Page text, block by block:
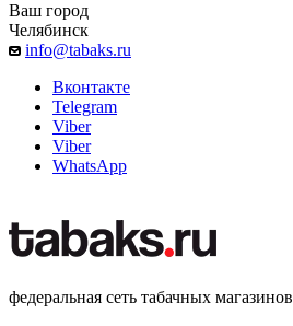
Ваш город
Челябинск
info@tabaks.ru
Вконтакте
Telegram
Viber
Viber
WhatsApp
федеральная сеть табачных магазинов